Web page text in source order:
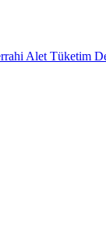
Alet Tüketim